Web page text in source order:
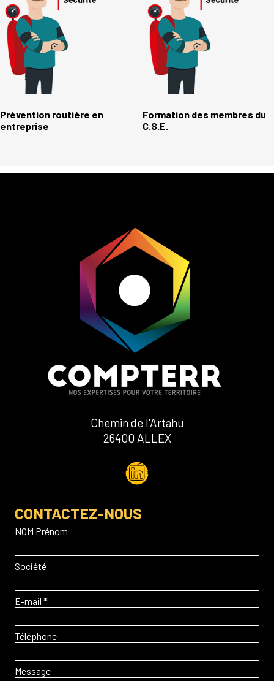
Prévention routière en
entreprise
Formation des membres du
C.S.E.
Chemin de l'Artahu
26400 ALLEX
CONTACTEZ-NOUS
NOM Prénom
Société
E-mail *
Téléphone
Message